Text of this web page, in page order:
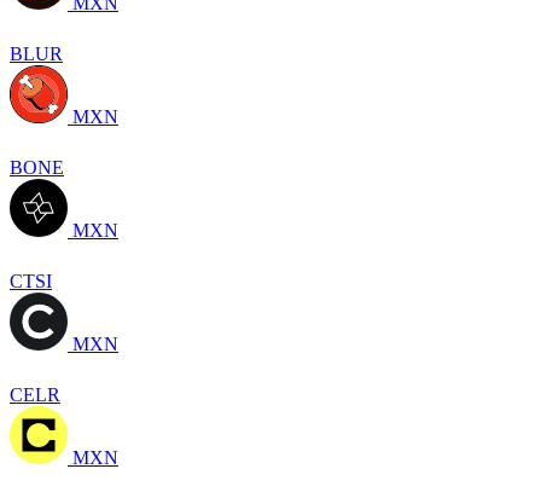
BLUR
MXN
BONE
MXN
CTSI
MXN
CELR
MXN